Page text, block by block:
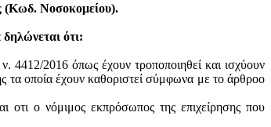
(Κωδ. Νοσοκομείου).
ότι:
4412/2016 όπως έχουν τροποποιηθεί και ισχύουν
τα οποία έχουν καθοριστεί σύμφωνα με τo άρθροo
oτι ο νόμιμος εκπρόσωπος της επιχείρησης που